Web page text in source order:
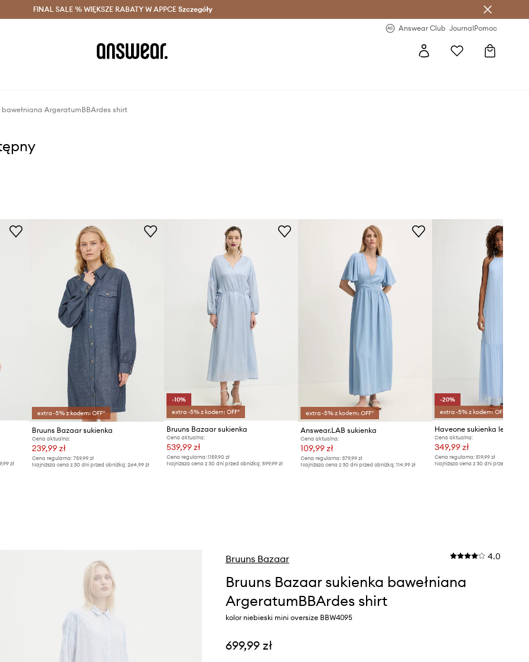
Oszczędzaj z Answear Club > Dostawa nawet w 24h >
FINAL SALE % WIĘKSZE RABATY W APPCE Szczegóły
Answear Club JournalPomoc
bawełniana ArgeratumBBArdes shirt
zł
extra -5% z kodem: OFF*
Bruuns Bazaar sukienka
Cena aktualna:
239,99 zł
Cena regularna: 759,99 zł
Najniższa cena z 30 dni przed obniżką: 264,99 zł
-10%
extra -5% z kodem: OFF*
Bruuns Bazaar sukienka
Cena aktualna:
539,99 zł
Cena regularna: 1159,90 zł
Najniższa cena z 30 dni przed obniżką: 599,99 zł
extra -5% z kodem: OFF*
Answear.LAB sukienka
Cena aktualna:
109,99 zł
Cena regularna:379,99 zł
Najniższa cena z 30 dni przed obniżką:114,99 zł
-20%
extra -5% z kodem: OFF*
Cena aktualna:
349,99 zł
Cena regularna: 519,99 zł
Najniższa cena z 30 dni przed obniżką:
Bruuns Bazaar 4.0
Bruuns Bazaar sukienka bawełniana
ArgeratumBBArdes shirt
kolor niebieski mini oversize BBW4095
699,99 zł